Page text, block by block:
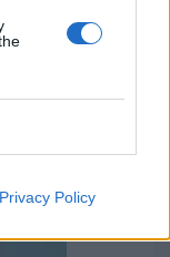
Privacy Policy